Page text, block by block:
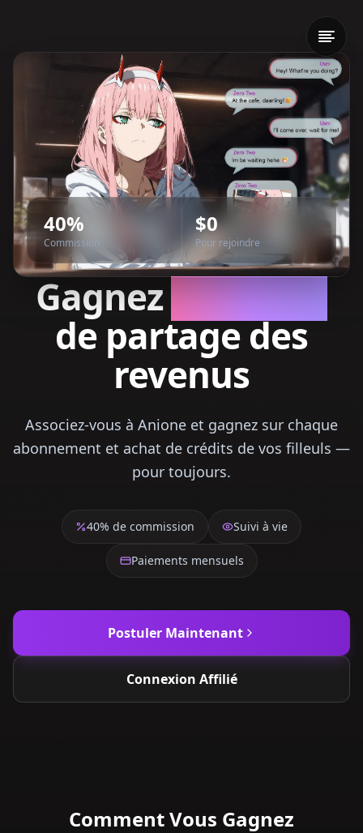
Gagnez40% à vie
de partage des
revenus
Associez-vous à Anione et gagnez sur chaque
abonnement et achat de crédits de vos filleuls —
pour toujours.
40% de commission Suivi à vie
Paiements mensuels
Postuler Maintenant
Connexion Affilié
40%
Commission
$0
Pour rejoindre
Comment Vous Gagnez